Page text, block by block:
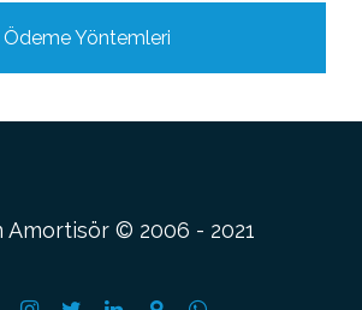
Ödeme Yöntemleri
Amortisör © 2006 - 2021